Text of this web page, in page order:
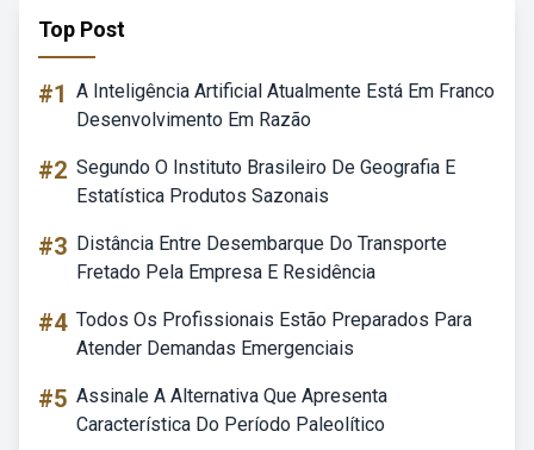
Top Post
#1 A Inteligência Artificial Atualmente Está Em Franco
Desenvolvimento Em Razão
#2 Segundo O Instituto Brasileiro De Geografia E
Estatística Produtos Sazonais
#3 Distância Entre Desembarque Do Transporte
Fretado Pela Empresa E Residência
#4 Todos Os Profissionais Estão Preparados Para
Atender Demandas Emergenciais
#5 Assinale A Alternativa Que Apresenta
Característica Do Período Paleolítico